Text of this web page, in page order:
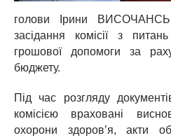
голови Ірини
засідання комісії з
грошової допомоги за
бюджету.
Під час розгляду
комісією враховані
охорони здоров’я, акти